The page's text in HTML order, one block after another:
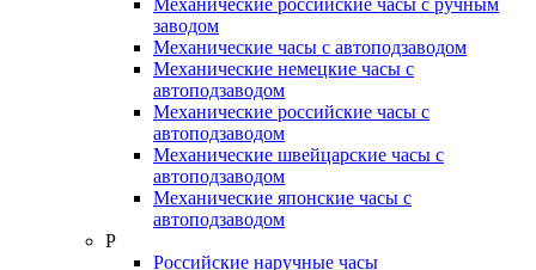
Механические российские часы с ручным
заводом
Механические часы с автоподзаводом
Механические немецкие часы с
автоподзаводом
Механические российские часы с
автоподзаводом
Механические швейцарские часы с
автоподзаводом
Механические японские часы с
автоподзаводом
Р
Российские наручные часы